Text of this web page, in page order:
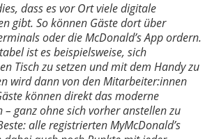
dass es vor Ort viele digitale
gibt. So können Gäste dort über
oder die McDonald’s App ordern.
ist es beispielsweise, sich
Tisch zu setzen und mit dem Handy zu
wird dann von den Mitarbeiter:innen
können direkt das moderne
– ganz ohne sich vorher anstellen zu
alle registrierten MyMcDonald’s